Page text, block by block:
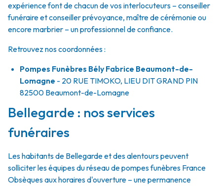
expérience font de chacun de vos interlocuteurs – conseiller
funéraire et conseiller prévoyance, maître de cérémonie ou
encore marbrier – un professionnel de confiance.
Retrouvez nos coordonnées :
Pompes Funèbres Bély Fabrice Beaumont-de-
Lomagne - 20 RUE TIMOKO, LIEU DIT GRAND PIN
82500 Beaumont-de-Lomagne
Bellegarde : nos services
funéraires
Les habitants de Bellegarde et des alentours peuvent
solliciter les équipes du réseau de pompes funèbres France
Obsèques aux horaires d'ouverture – une permanence